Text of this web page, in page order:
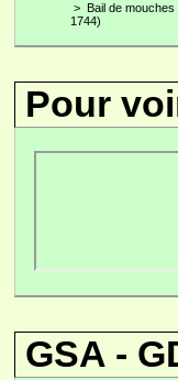
> Bail de mouches
1744)
Pour
GSA -